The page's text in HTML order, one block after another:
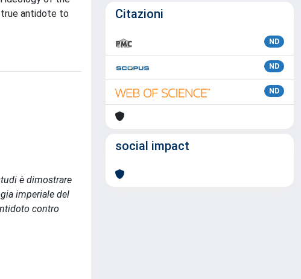
true antidote to
è dimostrare
imperiale del
contro
Citazioni
ND
ND
ND
social impact